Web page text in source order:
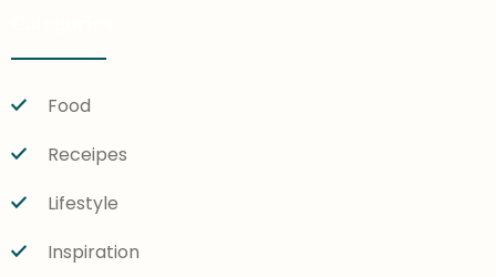
Food
Receipes
Lifestyle
Inspiration